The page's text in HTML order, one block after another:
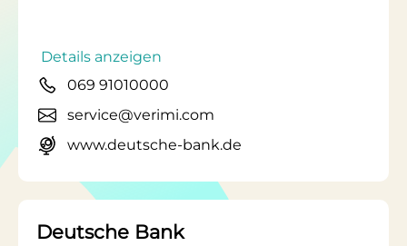
Details anzeigen
069 91010000
service@verimi.com
www.deutsche-bank.de
Deutsche Bank